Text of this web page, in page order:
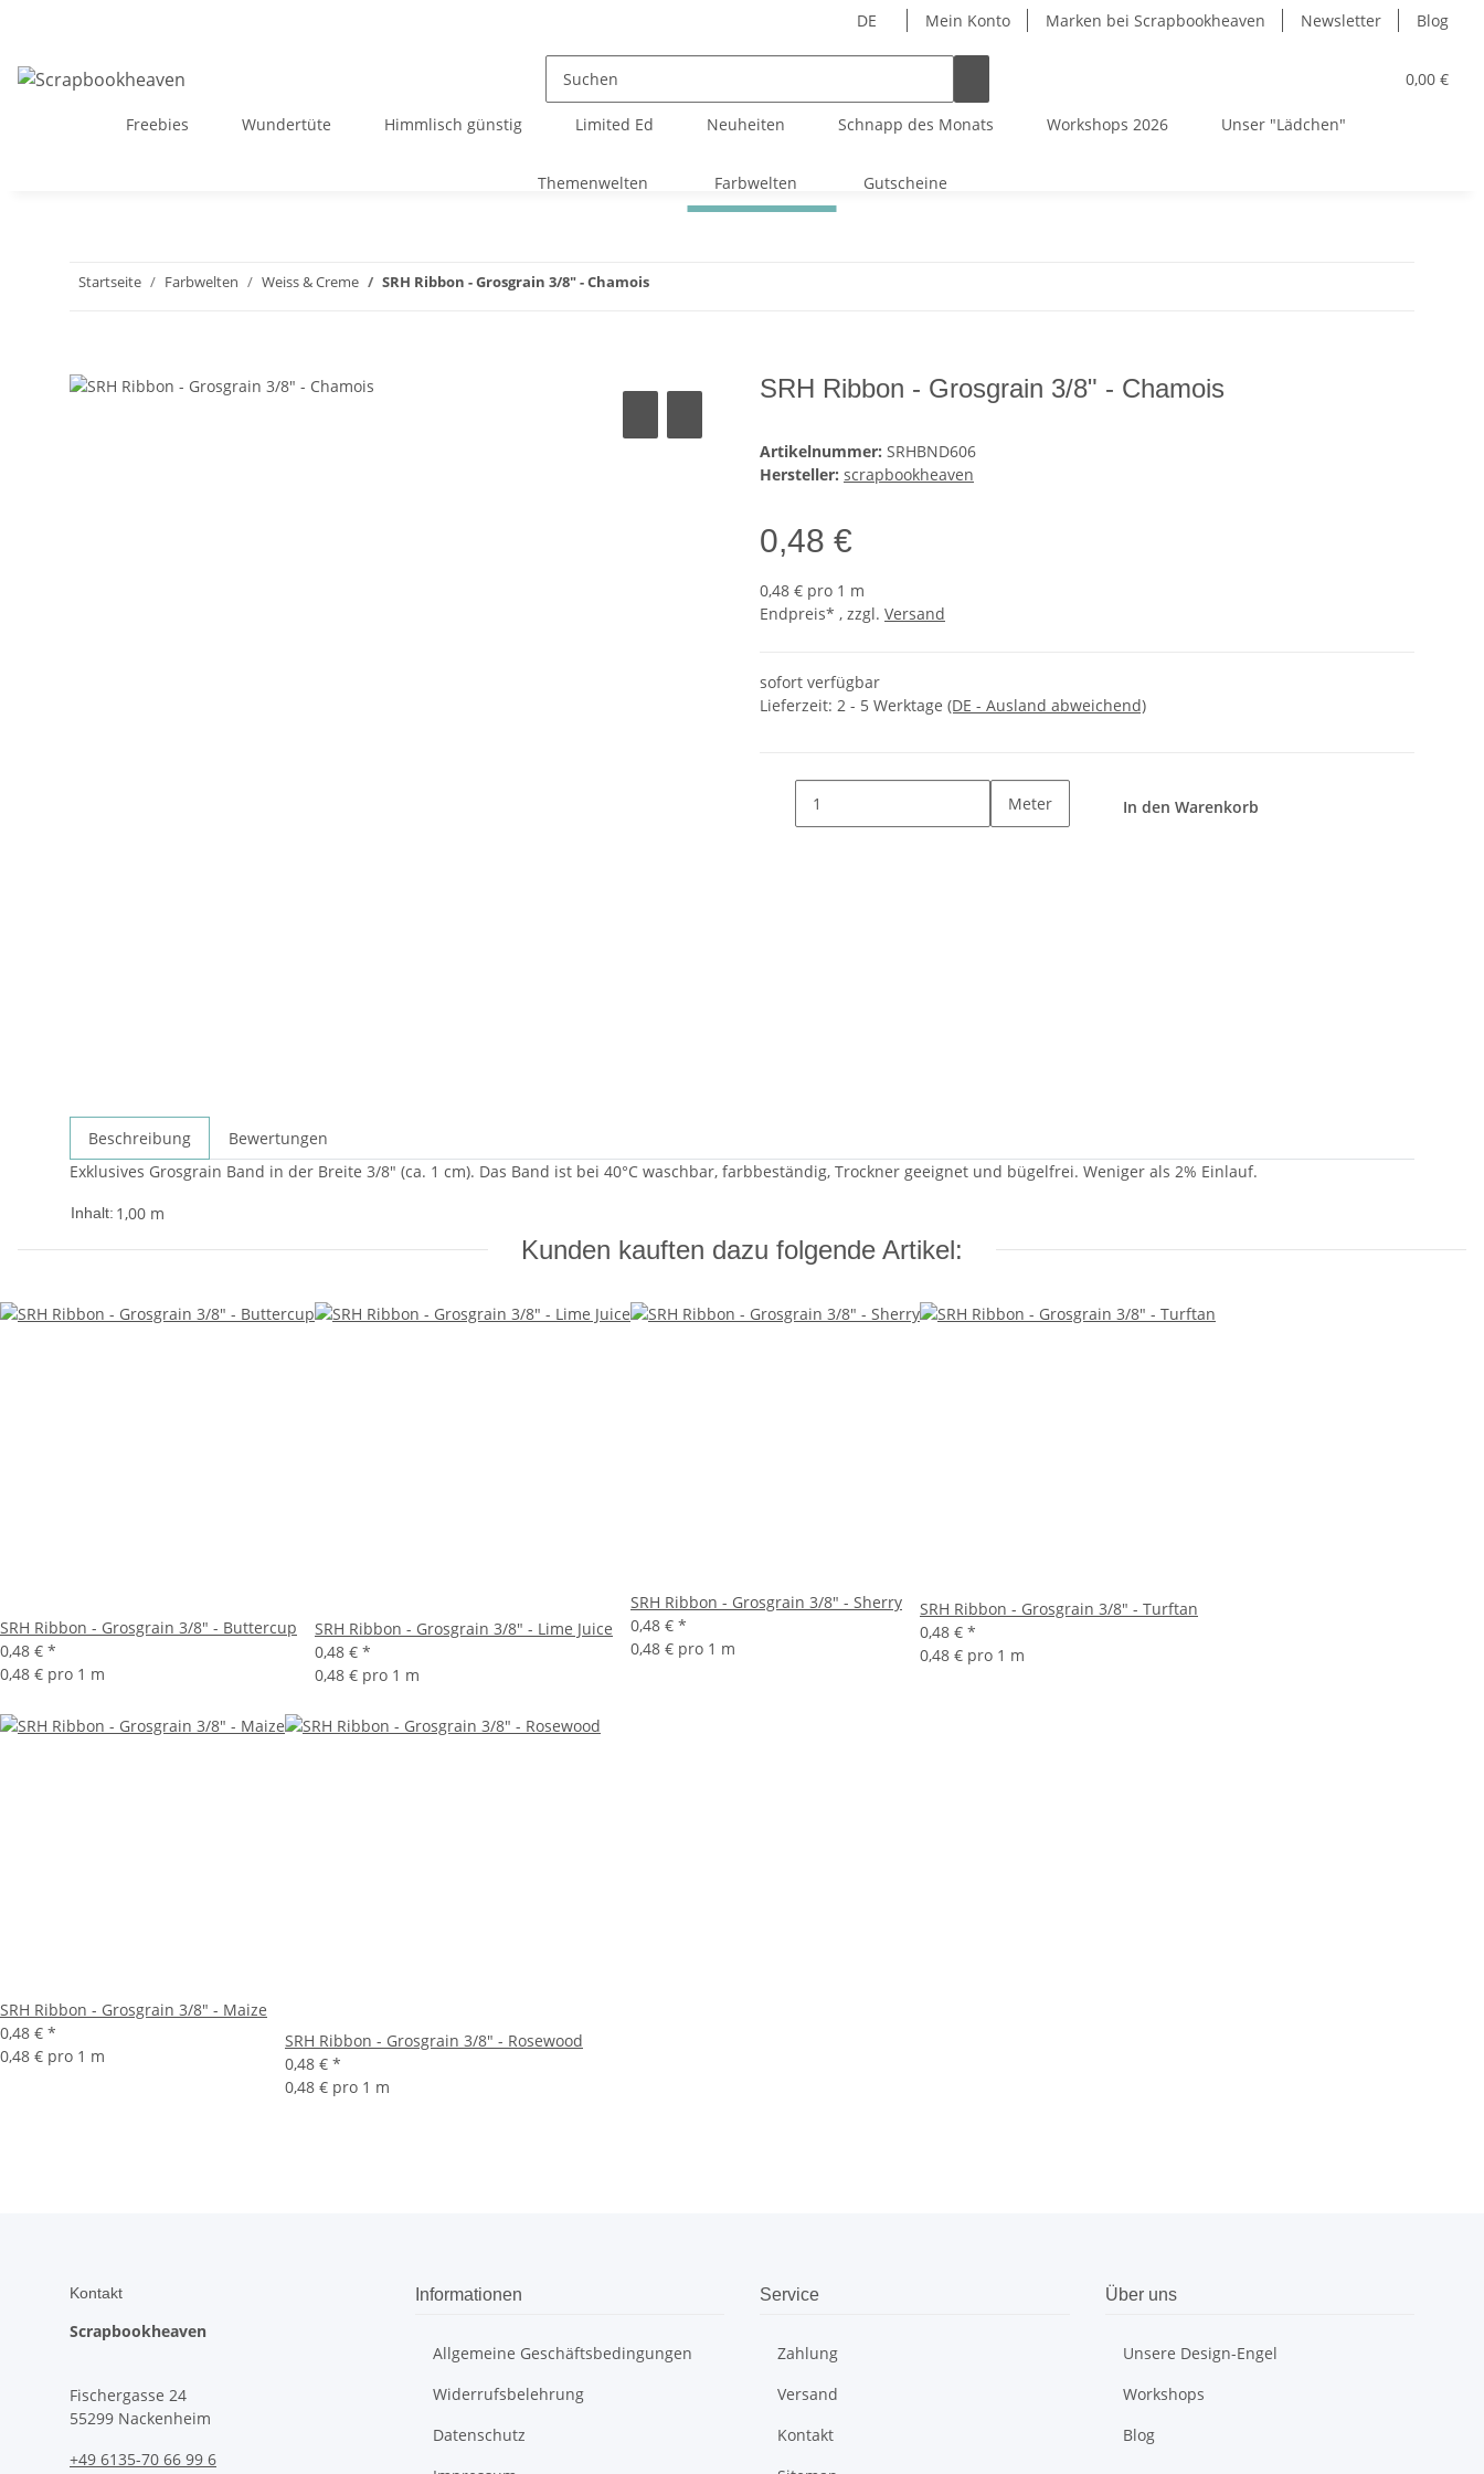
DE Mein Konto Marken bei Scrapbookheaven Newsletter Blog
0,00 €
Freebies Wundertüte Himmlisch günstig Limited Ed Neuheiten Schnapp des Monats Workshops 2026 Unser "Lädchen"
Themenwelten Farbwelten Gutscheine
Startseite Farbwelten Weiss & Creme SRH Ribbon - Grosgrain 3/8" - Chamois
SRH Ribbon - Grosgrain 3/8" - Chamois
Artikelnummer: SRHBND606
Hersteller: scrapbookheaven
0,48 €
0,48 € pro 1 m
Endpreis* , zzgl. Versand
sofort verfügbar
Lieferzeit: 2 - 5 Werktage (DE - Ausland abweichend)
Meter In den Warenkorb
Beschreibung
Bewertungen
Exklusives Grosgrain Band in der Breite 3/8" (ca. 1 cm). Das Band ist bei 40°C waschbar, farbbeständig, Trockner geeignet und bügelfrei. Weniger als 2% Einlauf.
Inhalt: 1,00 m
Kunden kauften dazu folgende Artikel:
SRH Ribbon - Grosgrain 3/8" - Buttercup
0,48 € *
0,48 € pro 1 m
SRH Ribbon - Grosgrain 3/8" - Lime Juice
0,48 € *
0,48 € pro 1 m
SRH Ribbon - Grosgrain 3/8" - Sherry
0,48 € *
0,48 € pro 1 m
SRH Ribbon - Grosgrain 3/8" - Turftan
0,48 € *
0,48 € pro 1 m
SRH Ribbon - Grosgrain 3/8" - Maize
0,48 € *
0,48 € pro 1 m
SRH Ribbon - Grosgrain 3/8" - Rosewood
0,48 € *
0,48 € pro 1 m
Kontakt
Scrapbookheaven
Fischergasse 24
55299 Nackenheim
+49 6135-70 66 99 6
Informationen
Allgemeine Geschäftsbedingungen
Widerrufsbelehrung
Datenschutz
Service
Zahlung
Versand
Kontakt
Über uns
Unsere Design-Engel
Workshops
Blog